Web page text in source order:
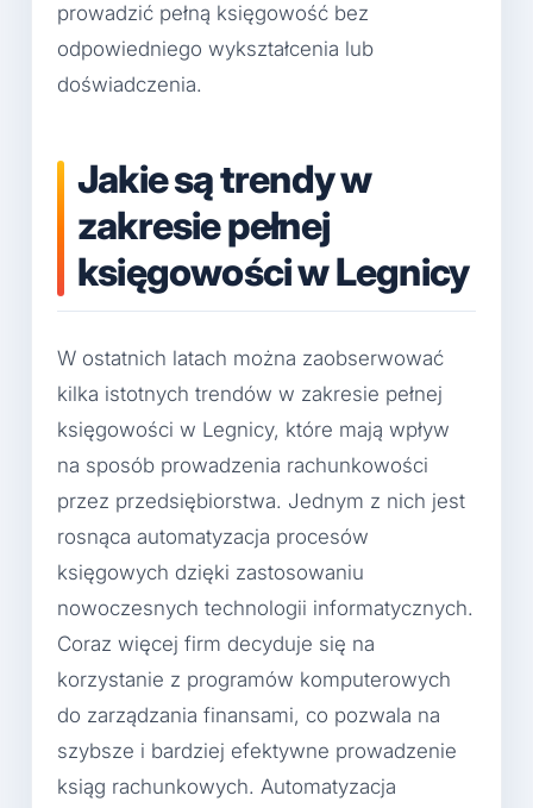
prowadzić pełną księgowość bez
odpowiedniego wykształcenia lub
doświadczenia.
Jakie są trendy w
zakresie pełnej
księgowości w Legnicy
W ostatnich latach można zaobserwować
kilka istotnych trendów w zakresie pełnej
księgowości w Legnicy, które mają wpływ
na sposób prowadzenia rachunkowości
przez przedsiębiorstwa. Jednym z nich jest
rosnąca automatyzacja procesów
księgowych dzięki zastosowaniu
nowoczesnych technologii informatycznych.
Coraz więcej firm decyduje się na
korzystanie z programów komputerowych
do zarządzania finansami, co pozwala na
szybsze i bardziej efektywne prowadzenie
ksiąg rachunkowych. Automatyzacja